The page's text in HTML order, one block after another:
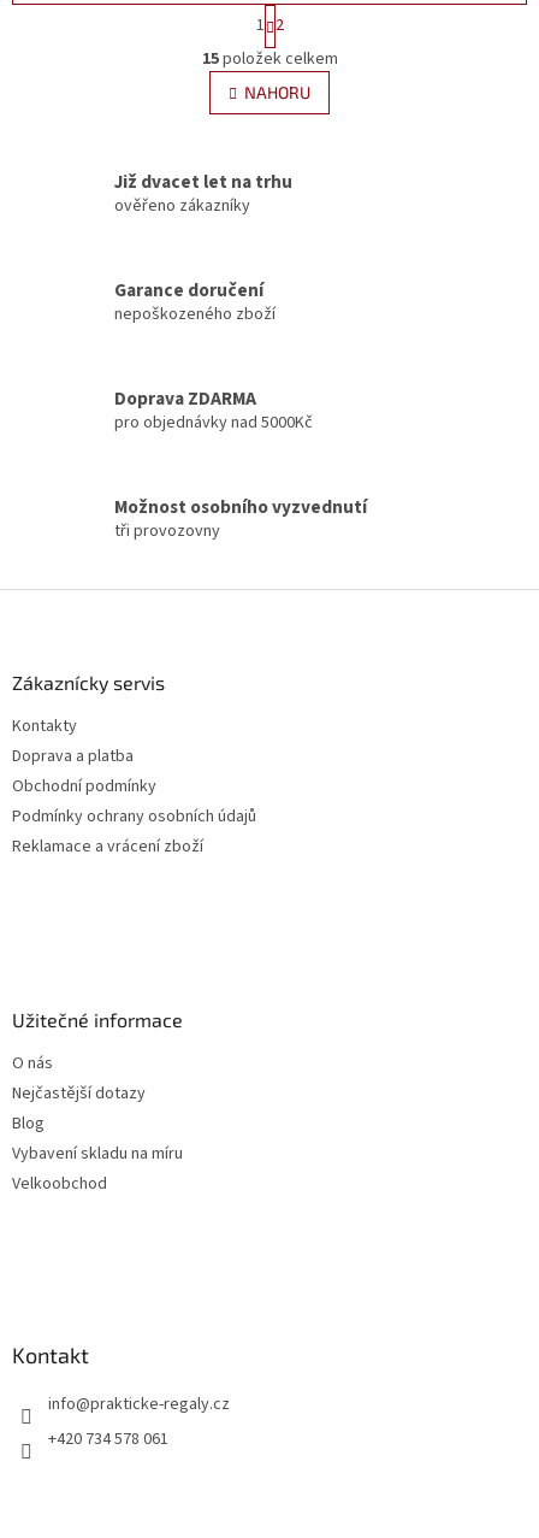
O
v
l
á
c
y
i
s
S
t
r
á
n
k
á
1 2
15položek celkem
NAHORU
Již dvacet let na trhu
ověřeno zákazníky
Garance doručení
nepoškozeného zboží
Doprava ZDARMA
pro objednávky nad 5000Kč
Možnost osobního vyzvednutí
tři provozovny
Zákaznícky servis
Kontakty
Doprava a platba
Obchodní podmínky
Podmínky ochrany osobních údajů
Reklamace a vrácení zboží
Užitečné informace
O nás
Nejčastější dotazy
Blog
Vybavení skladu na míru
Velkoobchod
Kontakt
info@prakticke-regaly.cz
+420 734 578 061